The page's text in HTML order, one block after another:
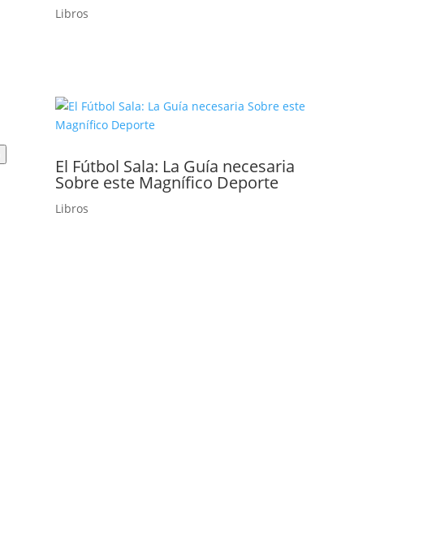
Libros
El Fútbol Sala: La Guía necesaria
Sobre este Magnífico Deporte
Libros